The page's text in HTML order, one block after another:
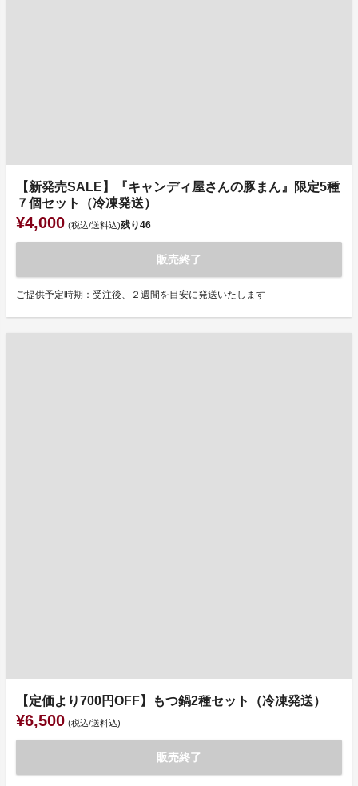
【新発売SALE】『キャンディ屋さんの豚まん』限定5種
７個セット（冷凍発送）
¥4,000 (税込/送料込)残り46
販売終了
ご提供予定時期：受注後、２週間を目安に発送いたします
【定価より700円OFF】もつ鍋2種セット（冷凍発送）
¥6,500 (税込/送料込)
販売終了